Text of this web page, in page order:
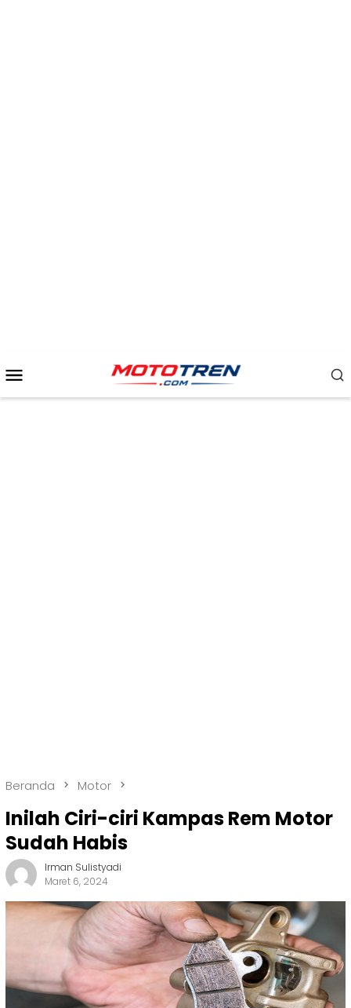
Mobile
Beranda Motor
Inilah Ciri-ciri Kampas Rem Motor
Sudah Habis
Irman Sulistyadi
Maret 6, 2024